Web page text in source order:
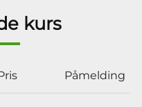
kurs
Påmelding